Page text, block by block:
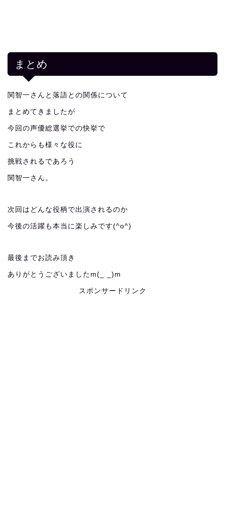
まとめ
関智一さんと落語との関係について
まとめてきましたが
今回の声優総選挙での快挙で
これからも様々な役に
挑戦されるであろう
関智一さん。
次回はどんな役柄で出演されるのか
今後の活躍も本当に楽しみです(^o^)
最後までお読み頂き
ありがとうございましたm(_ _)m
スポンサードリンク